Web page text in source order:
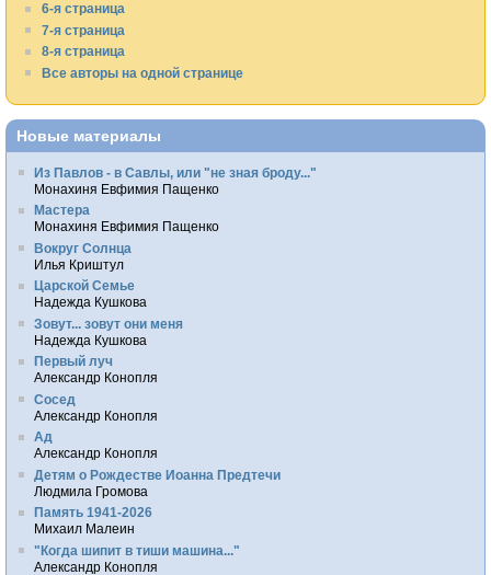
6-я страница
7-я страница
8-я страница
Все авторы на одной странице
Новые материалы
Из Павлов - в Савлы, или "не зная броду..."
Монахиня Евфимия Пащенко
Мастера
Монахиня Евфимия Пащенко
Вокруг Солнца
Илья Криштул
Царской Семье
Надежда Кушкова
Зовут... зовут они меня
Надежда Кушкова
Первый луч
Александр Конопля
Сосед
Александр Конопля
Ад
Александр Конопля
Детям о Рождестве Иоанна Предтечи
Людмила Громова
Память 1941-2026
Михаил Малеин
"Когда шипит в тиши машина..."
Александр Конопля